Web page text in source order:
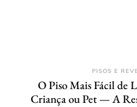
PISOS E
O Piso Mais Fácil de
Criança ou Pet — A